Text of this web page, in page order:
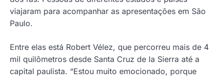
viajaram para acompanhar as apresentações em São
Paulo.
Entre elas está Robert Vélez, que percorreu mais de 4
mil quilômetros desde Santa Cruz de la Sierra até a
capital paulista. “Estou muito emocionado, porque